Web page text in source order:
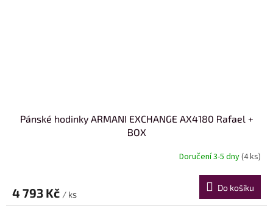
Pánské hodinky ARMANI EXCHANGE AX4180 Rafael +
BOX
Doručení 3-5 dny(4 ks)
4 793 Kč / ks
Do košíku